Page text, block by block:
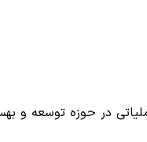
برق تهران بزرگ در آستانه فرارسیدن چهل و پنجمین سالروز